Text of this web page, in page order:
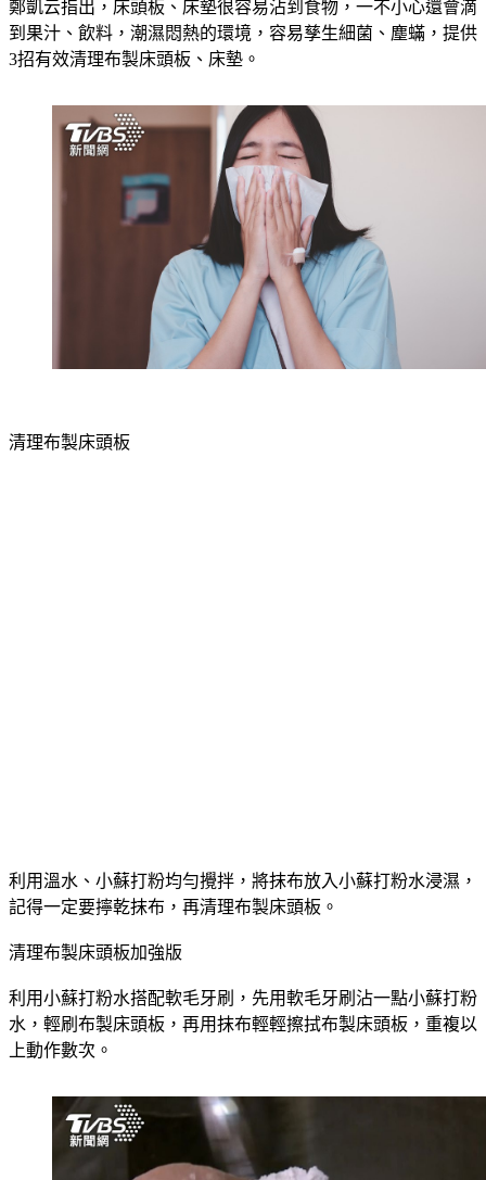
到果汁、飲料，潮濕悶熱的環境，容易孳生細菌、塵蟎，提供
3招有效清理布製床頭板、床墊。
記得一定要擰乾抹布，再清理布製床頭板。
水，輕刷布製床頭板，再用抹布輕輕擦拭布製床頭板，重複以
上動作數次。